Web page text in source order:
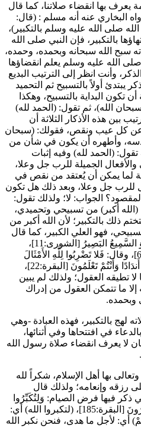
يعرف بها انقضاء صلاتنا، كما قال
البخاري عنه أنه مسلم : (قال:
صلى الله عليه وسلم بالتكبير)،
بالتكبير، فإن النبي صلى الله
سبح الله سبحانه وبحمده، وحمده،
الله عليه وسلم يعلم انقضاؤها
وأنت انظر إلى الترتيب البديع
يبتدئ أولاً بالتسبيح ثم التحميد
تكون البداية بالتسبيح، وهكذا
الله)، ثم تقول: (الحمد لله)
بين هذه الأذكار الثلاثة أن
عن كل عيب ونقص، فقولك: (سبحان
وأطهره أن يكون في شأن من
(الحمد لله) وفيه إثبات
الجميلة للرب جل وعلا،
لما يمكن أن يُعتقد من نقص في
للرب جل وعلا، وبعد ذلك هل تكون
الجواب: لا؛ ولذلك تقول:
(الله أكبر) من تسبيحي وتحميدي،
ذلك بالتكبير؛ لأن الله أكبر من
فهو العلي الكبير، كما قال
البَصِيرُ
[الشورى:11]،
فَلا تَضْرِبُوا لِلَّهِ الأَمْثَالَ
وَأَنْتُمْ تَعْلَمُونَ
[البقرة:22]،
تطيقه العقول؛ ولذلك لم يبين
ما تتمكن العقول من إدراك
لهج بالتكبير، فهذه العبادة -وهي
في افتتحاها وفي أثنائها،
لا يعرف انقضاء صلاة رسول الله
بها أهل الإسلام، شكراً لله
رزقه وإنعامه؛ ولذلك قال
ذكر فيها فرض الصيام: وَلِتُكَبِّرُوا
[البقرة:185]، (لتكبروا الله) أي:
أي: لأجل ما هدى، فنحن نكبر الله